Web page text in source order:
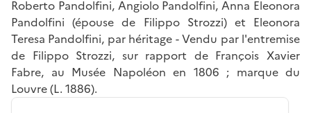
Roberto Pandolfini, Angiolo Pandolfini, Anna Eleonora
Pandolfini (épouse de Filippo Strozzi) et Eleonora
Teresa Pandolfini, par héritage - Vendu par l'entremise
de Filippo Strozzi, sur rapport de François Xavier
Fabre, au Musée Napoléon en 1806 ; marque du
Louvre (L. 1886).